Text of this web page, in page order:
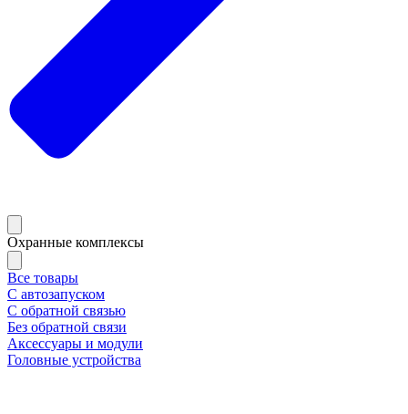
Охранные комплексы
Все товары
С автозапуском
С обратной связью
Без обратной связи
Аксессуары и модули
Головные устройства